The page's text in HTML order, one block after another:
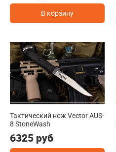
В корзину
Тактический нож Vector AUS-
8 StoneWash
6325 руб